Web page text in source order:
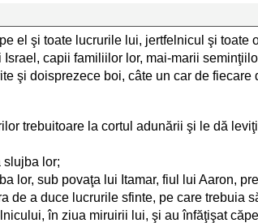
el şi toate lucrurile lui, jertfelnicul şi toate
capii familiilor lor, mai-marii
şi doisprezece boi, câte un car de
trebuitoare la cortul adunării şi le dă
slujba lor;
lor, sub povaţa lui Itamar, fiul lui Aaron,
de a duce lucrurile sfinte, pe care trebuia
în ziua miruirii lui, şi au înfăţişat